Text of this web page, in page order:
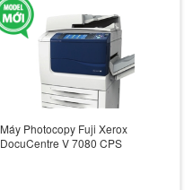
Máy Photocopy Fuji Xerox
DocuCentre V 7080 CPS